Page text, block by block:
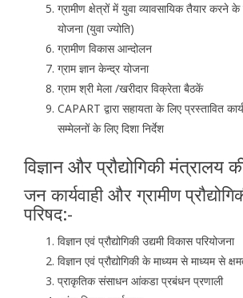
ग्रामीण क्षेत्रों में युवा व्यावसायिक तैयार करने के
योजना (युवा ज्योति)
ग्रामीण विकास आन्दोलन
ग्राम ज्ञान केन्द्र योजना
ग्राम श्री मेला /खरीदार विक्रेता बैठकें
CAPART द्वारा सहायता के लिए प्रस्तावित
सम्मेलनों के लिए दिशा निर्देश
विज्ञान और प्रौद्योगिकी मंत्रालय
जन कार्यवाही और ग्रामीण
परिषद:-
विज्ञान एवं प्रौद्योगिकी उद्यमी विकास परियोजना
विज्ञान एवं प्रौद्योगिकी के माध्यम से माध्यम से
प्राकृतिक संसाधन आंकडा प्रबंधन प्रणाली